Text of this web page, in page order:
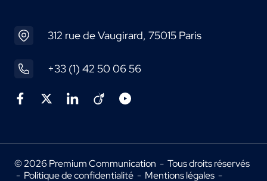
312 rue de Vaugirard, 75015 Paris
+33 (1) 42 50 06 56
© 2026 Premium Communication - Tous droits réservés
- Politique de confidentialité - Mentions légales -